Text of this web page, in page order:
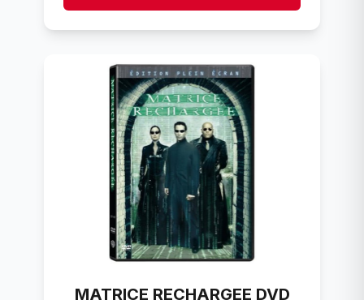
MATRICE RECHARGEE DVD